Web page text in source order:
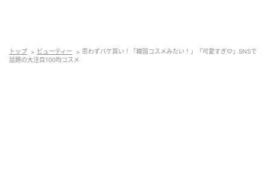
01b、04b、03b
トップ ビューティー
思わずパケ買い！「韓国コスメみたい！」「可愛すぎ♡」SNSで
話題の大注目100均コスメ